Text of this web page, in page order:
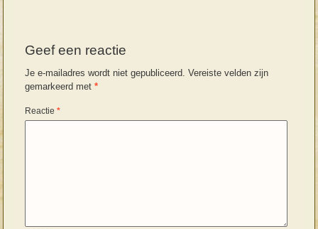
Geef een reactie
Je e-mailadres wordt niet gepubliceerd. Vereiste velden zijn
gemarkeerd met*
Reactie*